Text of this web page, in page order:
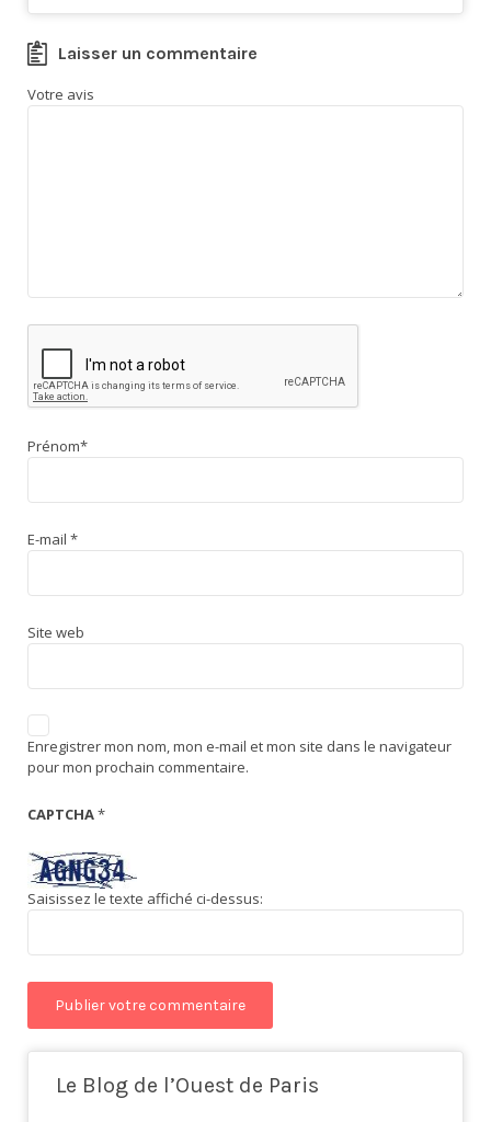
Laisser un commentaire
Votre avis
Prénom*
E-mail *
Site web
Enregistrer mon nom, mon e-mail et mon site dans le navigateur
pour mon prochain commentaire.
CAPTCHA*
Saisissez le texte affiché ci-dessus:
Le Blog de l’Ouest de Paris